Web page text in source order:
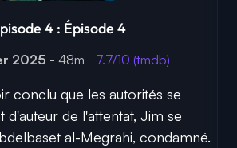
4 : Épisode 4
2025 - 48m 7.7/10 (tmdb)
conclu que les autorités se
d'auteur de l'attentat, Jim se
al-Megrahi, condamné.